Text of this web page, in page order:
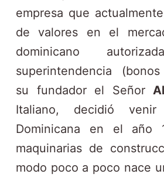
n
e
n
d
o
empresa que
de valores en el
dominicano
superintendencia
su fundador el Señor
Italiano, decidió
Dominicana en el año
maquinarias de
modo poco a poco nace